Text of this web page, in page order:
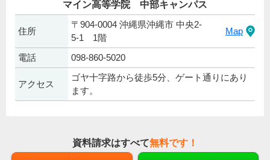
マイン高等学院 中部キャンパス
住所
〒904-0004 沖縄県沖縄市 中央2-
5-1 1階
Map
電話 098-860-5020
アクセス
ゴヤ十字路から徒歩5分、ゲート通りにあり
ます。
資料請求はすべて無料です！